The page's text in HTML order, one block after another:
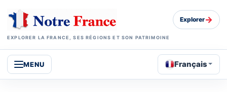
EXPLORER LA FRANCE, SES RÉGIONS ET SON PATRIMOINE
Explorer→
MENU Français